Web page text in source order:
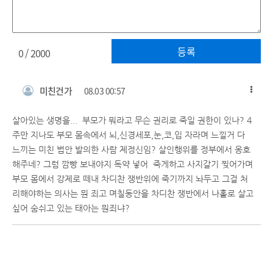
등록
0/ 2000
미친건가 08.03 00:57
살아있는 생명을... 부모가 뭐라고 무슨 권리로 죽일 권한이 있나? 4
주만 지나도 부모 몸속에서 뇌,신경세포,눈,코,입 자라며 느낄거 다
느끼는 미친 법안 발의한 사람 제정신임? 살인행위를 정부에서 옹호
해주네? 그럼 깜빵 보내야지 독약 넣어 죽게하고 사지갈기 찢어가며
부모 몸에서 강제로 떼내 차디찬 쟁반위에 죽기까지 놔두고 그걸 처
리해야하는 의사는 뭔 죄고 며칠동안을 차디찬 쟁반에서 나홀로 살고
싶어 숨쉬고 있는 태아는 뭔죄냐?